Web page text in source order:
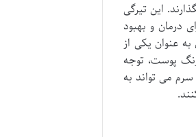
این تیرگی
درمان و بهبود
عنوان یکی از
پوست، توجه
می تواند به